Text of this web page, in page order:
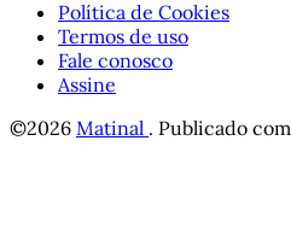
Política de Cookies
Termos de uso
Fale conosco
Assine
©2026 Matinal . Publicado com